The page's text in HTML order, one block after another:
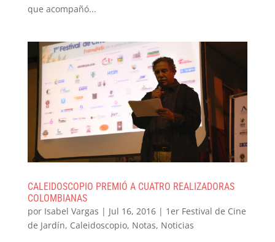
que acompañó...
CALEIDOSCOPIO PREMIÓ A CUATRO REALIZADORAS
COLOMBIANAS
por Isabel Vargas | Jul 16, 2016| 1er Festival de Cine
de Jardín, Caleidoscopio, Notas, Noticias